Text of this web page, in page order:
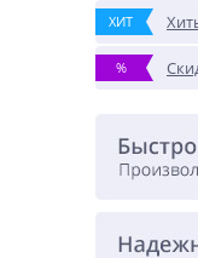
ХИТ
%